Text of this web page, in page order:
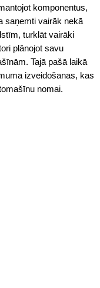
komponentus,
saņemti vairāk nekā
turklāt vairāki
plānojot savu
Tajā pašā laikā
izveidošanas, kas
nomai.